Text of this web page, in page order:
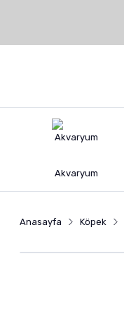
Akvaryum
Anasayfa Köpek